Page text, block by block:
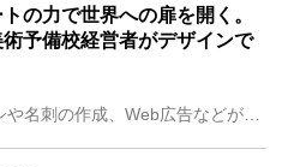
の力で世界への扉を開く。
術予備校経営者がデザインで
「デザイン」と聞くと、チラシや名刺の作成、Web広告などが思い浮かびますが、京都の株式会社アートクリックが作り出すものはそれだけではありません。代表・森本 達郎